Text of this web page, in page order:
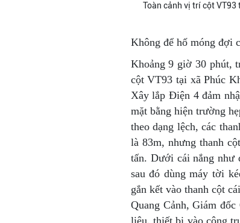
Toàn cảnh vị trí cột VT93
Không để hố móng đợi
Khoảng 9 giờ 30 phút,
cột VT93 tại xã Phúc
Xây lắp Điện 4 đảm
mặt bằng hiện trường
theo dạng lệch, các
là 83m, nhưng thanh
tấn. Dưới cái nắng như
sau đó dùng máy tời
gắn kết vào thanh cột
Quang Cảnh, Giám
liệu, thiết bị vào công